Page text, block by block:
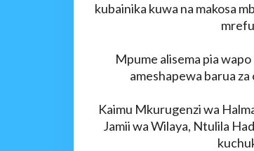
kubainika kuwa na makosa
Mpume alisema pia
ameshapewa barua
Kaimu Mkurugenzi wa
Jamii wa Wilaya, Ntulila